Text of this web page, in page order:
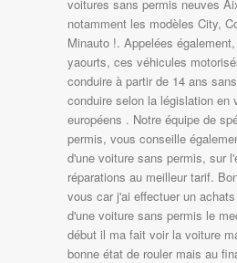
voitures sans permis neuves
notamment les modèles City,
Minauto !. Appelées
yaourts, ces véhicules
conduire à partir de 14 ans
conduire selon la législation en
européens . Notre équipe de
permis, vous conseille
d'une voiture sans permis, sur
réparations au meilleur tarif.
vous car j'ai effectuer un
d'une voiture sans permis le
début il ma fait voir la voiture
bonne état de rouler mais au